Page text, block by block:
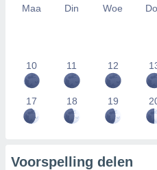
Maa Din Woe
10 11 12
17 18 19
Voorspelling delen